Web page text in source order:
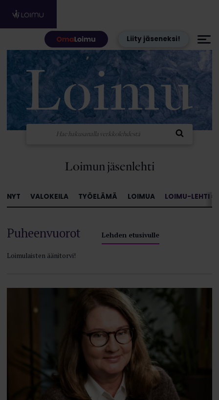
Liity jäseneksi!
Loimun jäsenlehti
NYT VALOKEILA TYÖELÄMÄ LOIMUA LOIMU-LEHTI »
Puheenvuorot Lehden etusivulle
Loimulaisten äänitorvi!